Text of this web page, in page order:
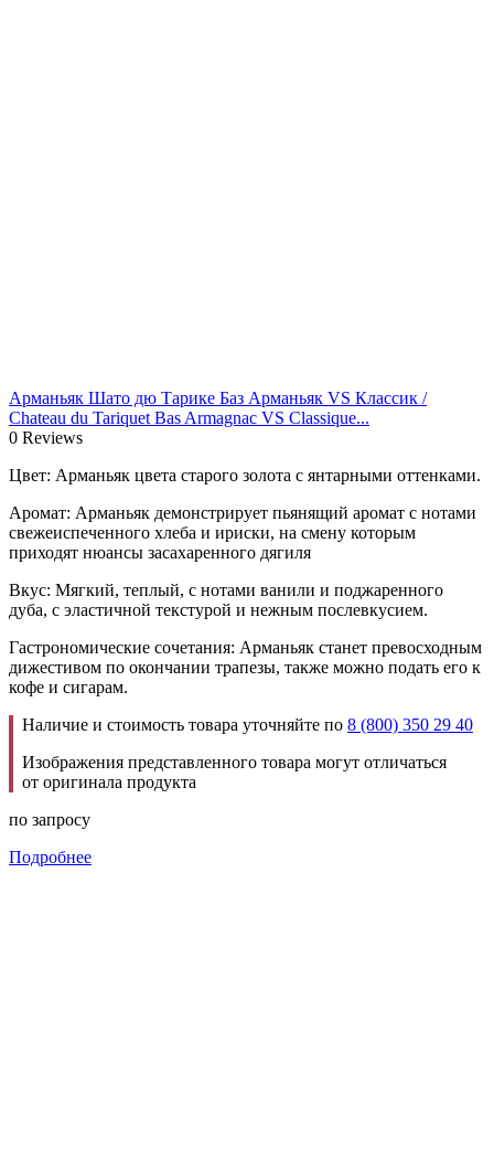
Арманьяк Шато дю Тарике Баз Арманьяк VS Классик /
Chateau du Tariquet Bas Armagnac VS Classique...
0 Reviews
Цвет: Арманьяк цвета старого золота с янтарными оттенками.
Аромат: Арманьяк демонстрирует пьянящий аромат с нотами
свежеиспеченного хлеба и ириски, на смену которым
приходят нюансы засахаренного дягиля
Вкус: Мягкий, теплый, с нотами ванили и поджаренного
дуба, с эластичной текстурой и нежным послевкусием.
Гастрономические сочетания: Арманьяк станет превосходным
дижестивом по окончании трапезы, также можно подать его к
кофе и сигарам.
Наличие и стоимость товара уточняйте по 8 (800) 350 29 40
Изображения представленного товара могут отличаться
от оригинала продукта
по запросу
Подробнее